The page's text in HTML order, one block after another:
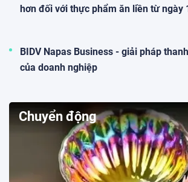
hơn đối với thực phẩm ăn liền từ ngày
BIDV Napas Business - giải pháp
của doanh nghiệp
Chuyển động